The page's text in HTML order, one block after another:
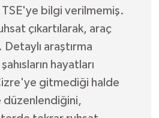
bilgi verilmemiş.
çıkartılarak, araç
Detaylı araştırma
hayatları
gitmediği halde
düzenlendiğini,